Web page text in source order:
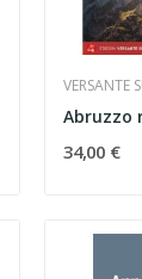
VERSANTE
Abruzzo
34,00 €